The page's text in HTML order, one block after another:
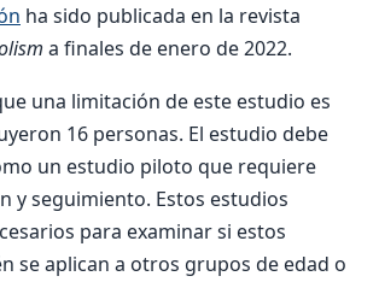
ha sido publicada en la revista
a finales de enero de 2022.
una limitación de este estudio es
16 personas. El estudio debe
un estudio piloto que requiere
y seguimiento. Estos estudios
para examinar si estos
se aplican a otros grupos de edad o